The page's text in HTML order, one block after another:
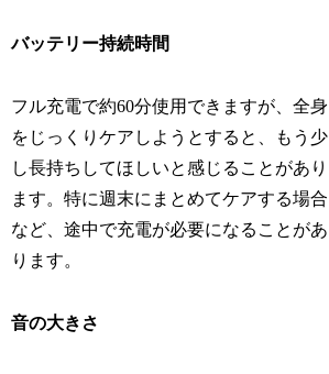
バッテリー持続時間
フル充電で約60分使用できますが、全身
をじっくりケアしようとすると、もう少
し長持ちしてほしいと感じることがあり
ます。特に週末にまとめてケアする場合
など、途中で充電が必要になることがあ
ります。
音の大きさ